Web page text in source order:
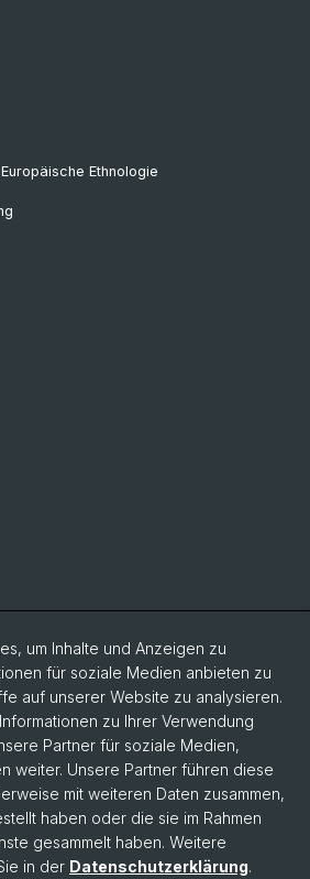
Ethnologie
um Inhalte und Anzeigen zu
für soziale Medien anbieten zu
auf unserer Website zu analysieren.
zu Ihrer Verwendung
Partner für soziale Medien,
weiter. Unsere Partner führen diese
mit weiteren Daten zusammen,
haben oder die sie im Rahmen
gesammelt haben. Weitere
in der Datenschutzerklärung.